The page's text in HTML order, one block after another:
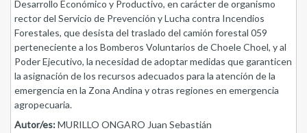
Desarrollo Económico y Productivo, en carácter de organismo
rector del Servicio de Prevención y Lucha contra Incendios
Forestales, que desista del traslado del camión forestal 059
perteneciente a los Bomberos Voluntarios de Choele Choel, y al
Poder Ejecutivo, la necesidad de adoptar medidas que garanticen
la asignación de los recursos adecuados para la atención de la
emergencia en la Zona Andina y otras regiones en emergencia
agropecuaria.
Autor/es:MURILLO ONGARO Juan Sebastián